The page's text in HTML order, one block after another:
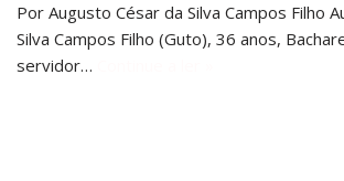
Por Augusto César da Silva Campos Filho
Silva Campos Filho (Guto), 36 anos,
servidor…